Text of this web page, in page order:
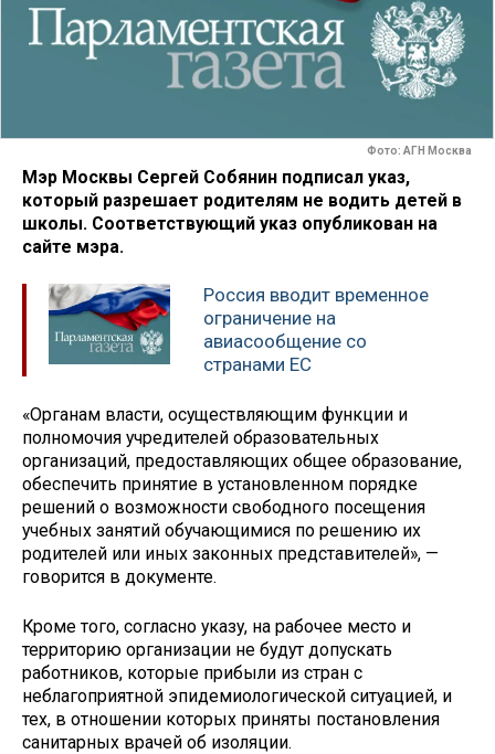
Фото: АГН Москва
Мэр Москвы Сергей Собянин подписал указ,
который разрешает родителям не водить детей в
школы. Соответствующий указ опубликован на
сайте мэра.
Россия вводит временное
ограничение на
авиасообщение со
странами ЕС
«Органам власти, осуществляющим функции и
полномочия учредителей образовательных
организаций, предоставляющих общее образование,
обеспечить принятие в установленном порядке
решений о возможности свободного посещения
учебных занятий обучающимися по решению их
родителей или иных законных представителей», —
говорится в документе.
Кроме того, согласно указу, на рабочее место и
территорию организации не будут допускать
работников, которые прибыли из стран с
неблагоприятной эпидемиологической ситуацией, и
тех, в отношении которых приняты постановления
санитарных врачей об изоляции.